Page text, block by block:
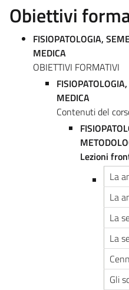
Obiettivi
FISIOPATOLOGIA,
MEDICA
OBIETTIVI FORMATIVI
MEDICA
Contenuti del
Lezioni
La
La
La
La
Gli